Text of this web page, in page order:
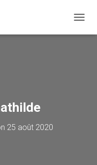
25 août 2020